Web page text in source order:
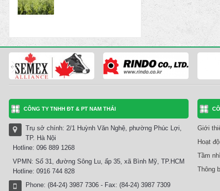
CÔNG TY TNHH ĐT & PT NAM THÁI
Trụ sở chính: 2/1 Huỳnh Văn Nghệ, phường Phúc Lợi,
TP. Hà Nội
Hotline: 096 889 1268
VPMN: Số 31, đường Sông Lu, ấp 35, xã Bình Mỹ, TP.HCM
Hotline: 0916 744 828
Phone: (84-24) 3987 7306 - Fax: (84-24) 3987 7309
Giới
Hoạt
Tầm
Thông